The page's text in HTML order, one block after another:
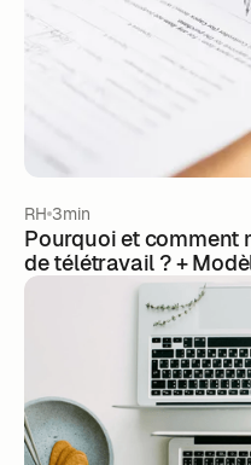
RH 3min
Pourquoi et comment
de télétravail ? +